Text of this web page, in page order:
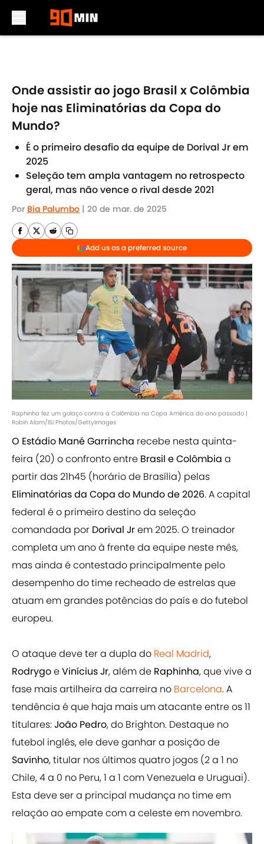
Onde assistir ao jogo Brasil x Colômbia
hoje nas Eliminatórias da Copa do
Mundo?
É o primeiro desafio da equipe de Dorival Jr em
2025
Seleção tem ampla vantagem no retrospecto
geral, mas não vence o rival desde 2021
Por Bia Palumbo | 20 de mar. de 2025
Add us as a preferred source
Raphinha fez um golaço contra a Colômbia na Copa América do ano passado |
Robin Alam/ISI Photos/GettyImages
O Estádio Mané Garrincha recebe nesta quinta-
feira (20) o confronto entre Brasil e Colômbia a
partir das 21h45 (horário de Brasília) pelas
Eliminatórias da Copa do Mundo de 2026. A capital
federal é o primeiro destino da seleção
comandada por Dorival Jrem 2025. O treinador
completa um ano à frente da equipe neste mês,
mas ainda é contestado principalmente pelo
desempenho do time recheado de estrelas que
atuam em grandes potências do país e do futebol
europeu.
O ataque deve ter a dupla do Real Madrid,
RodrygoeVinícius Jr, além de Raphinha, que vive a
fase mais artilheira da carreira no Barcelona. A
tendência é que haja mais um atacante entre os 11
titulares:João Pedro, do Brighton. Destaque no
futebol inglês, ele deve ganhar a posição de
Savinho, titular nos últimos quatro jogos (2 a 1 no
Chile, 4 a 0 no Peru, 1 a 1 com Venezuela e Uruguai).
Esta deve ser a principal mudança no time em
relação ao empate com a celeste em novembro.